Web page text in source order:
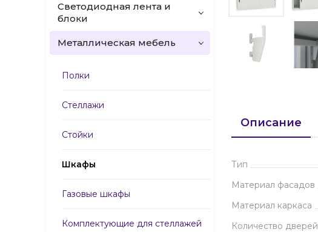
Светодиодная лента и
блоки
Металлическая мебель
Полки
Стеллажи
Стойки
Шкафы
Газовые шкафы
Комплектующие для стеллажей
Описание
Тип
Материал фасадов
Материал каркаса
Количество дверей